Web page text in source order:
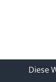
Diese